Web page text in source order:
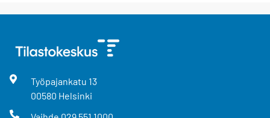
Työpajankatu 13
00580 Helsinki